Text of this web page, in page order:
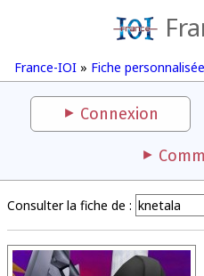
France-IOI » Fiche
Connexion
Consulter la fiche de :